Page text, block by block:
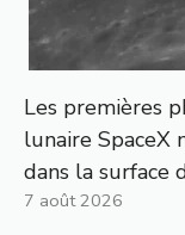
Les premières
lunaire SpaceX
dans la surface
7 août 2026